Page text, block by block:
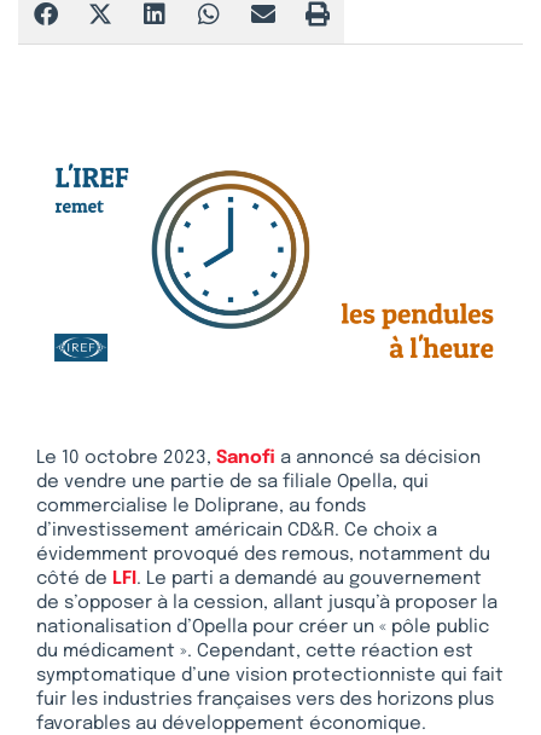
Le 10 octobre 2023, Sanofi a annoncé sa décision
de vendre une partie de sa filiale Opella, qui
commercialise le Doliprane, au fonds
d’investissement américain CD&R. Ce choix a
évidemment provoqué des remous, notamment du
côté de LFI . Le parti a demandé au gouvernement
de s’opposer à la cession, allant jusqu’à proposer la
nationalisation d’Opella pour créer un « pôle public
du médicament ». Cependant, cette réaction est
symptomatique d’une vision protectionniste qui fait
fuir les industries françaises vers des horizons plus
favorables au développement économique.